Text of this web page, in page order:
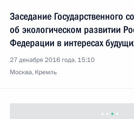
об экологическом развитии
Федерации в интересах
27 декабря 2016 года, 15:10
Москва, Кремль